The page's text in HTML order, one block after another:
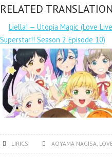
RELATED
Liella! — Utopia Magic (Love
Superstar!! Season 2 Episode 10)
LIRICS AOYAMA NAGISA